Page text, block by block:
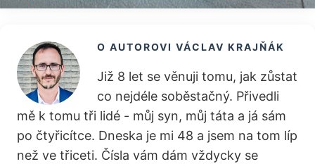
O AUTOROVI VÁCLAV KRAJŇÁK
Již 8 let se věnuji tomu, jak zůstat
co nejdéle soběstačný. Přivedli
mě k tomu tři lidé - můj syn, můj táta a já sám
po čtyřicítce. Dneska je mi 48 a jsem na tom líp
než ve třiceti. Čísla vám dám vždycky se